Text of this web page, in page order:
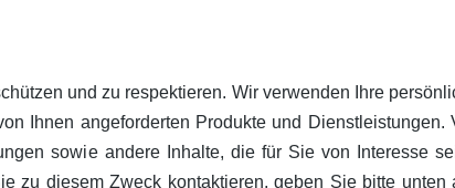
und zu respektieren. Wir verwenden Ihre
Ihnen angeforderten Produkte und Dienstleistungen.
sowie andere Inhalte, die für Sie von Interesse
zu diesem Zweck kontaktieren, geben Sie bitte unten